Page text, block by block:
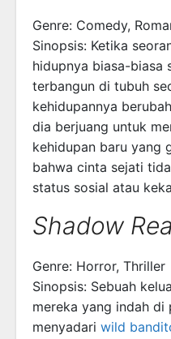
Genre: Comedy,
Sinopsis: Ketika
hidupnya biasa-biasa
terbangun di tubuh
kehidupannya
dia berjuang untuk
kehidupan baru yang
bahwa cinta sejati
status sosial atau
Shadow
Genre: Horror, Thriller
Sinopsis: Sebuah
mereka yang indah
menyadari wild